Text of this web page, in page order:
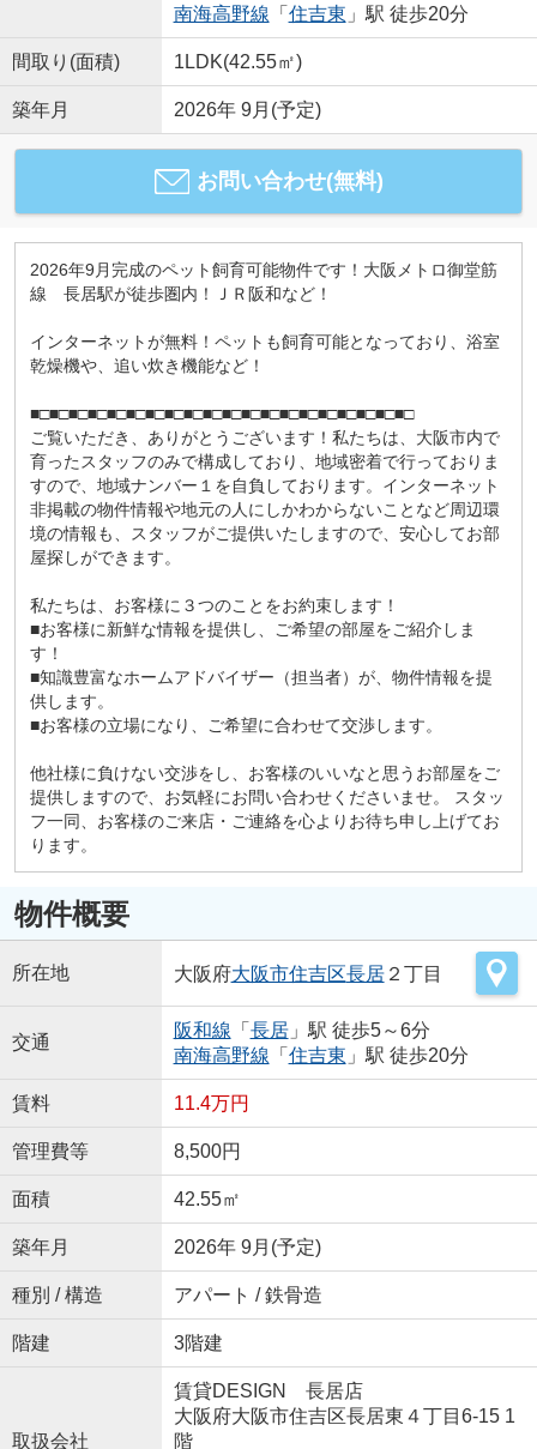
南海高野線 「 住吉東 」駅 徒歩20分
間取り(面積) 1LDK(42.55㎡)
築年月 2026年 9月(予定)
お問い合わせ(無料)
2026年9月完成のペット飼育可能物件です！大阪メトロ御堂筋
線 長居駅が徒歩圏内！ＪＲ阪和など！
インターネットが無料！ペットも飼育可能となっており、浴室
乾燥機や、追い炊き機能など！
■□■□■□■□■□■□■□■□■□■□■□■□■□■□■□■□■□■□■□■□
ご覧いただき、ありがとうございます！私たちは、大阪市内で
育ったスタッフのみで構成しており、地域密着で行っておりま
すので、地域ナンバー１を自負しております。インターネット
非掲載の物件情報や地元の人にしかわからないことなど周辺環
境の情報も、スタッフがご提供いたしますので、安心してお部
屋探しができます。
私たちは、お客様に３つのことをお約束します！
■お客様に新鮮な情報を提供し、ご希望の部屋をご紹介しま
す！
■知識豊富なホームアドバイザー（担当者）が、物件情報を提
供します。
■お客様の立場になり、ご希望に合わせて交渉します。
他社様に負けない交渉をし、お客様のいいなと思うお部屋をご
提供しますので、お気軽にお問い合わせくださいませ。 スタッ
フ一同、お客様のご来店・ご連絡を心よりお待ち申し上げてお
ります。
物件概要
所在地 大阪府大阪市住吉区長居２丁目
交通
阪和線 「 長居」駅 徒歩5～6分
南海高野線 「 住吉東 」駅 徒歩20分
賃料 11.4万円
管理費等 8,500円
面積 42.55㎡
築年月 2026年 9月(予定)
種別 / 構造 アパート / 鉄骨造
階建 3階建
取扱会社
賃貸DESIGN 長居店
大阪府大阪市住吉区長居東４丁目6-15 1
階